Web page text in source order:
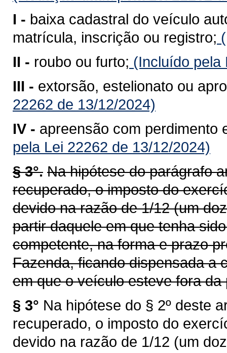
I - baixa cadastral do veículo
matrícula, inscrição ou registro;
II - roubo ou furto; (Incluído pela
III - extorsão, estelionato ou
22262 de 13/12/2024)
IV - apreensão com perdimento
pela Lei 22262 de 13/12/2024)
§ 3°. Na hipótese do parágrafo
recuperado, o imposto do
devido na razão de 1/12 (um
partir daquele em que tenha
competente, na forma e prazo
Fazenda, ficando dispensada a
em que o veículo esteve fora
§ 3° Na hipótese do § 2º deste
recuperado, o imposto do
devido na razão de 1/12 (um